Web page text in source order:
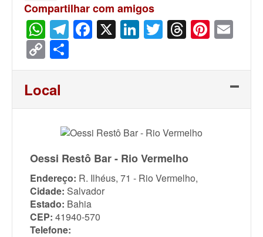
Compartilhar com amigos
WhatsApp
Telegram
Facebook
X LinkedIn
Twitter
Threads
Copy
Link
Local
Oessi Restô Bar - Rio Vermelho
Endereço: R. Ilhéus, 71 - Rio Vermelho,
Cidade: Salvador
Estado: Bahia
CEP: 41940-570
Telefone: